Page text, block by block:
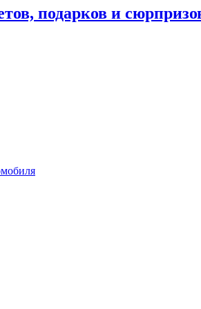
подарков и